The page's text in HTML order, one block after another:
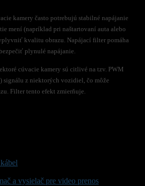
kamery často potrebujú stabilné napájanie
mení (napríklad pri naštartovaní auta alebo
kvalitu obrazu. Napájací filter pomáha
plynulé napájanie.
cúvacie kamery sú citlivé na tzv. PWM
signálu z niektorých vozidiel, čo môže
Filter tento efekt zmierňuje.
a vysielač pre video prenos